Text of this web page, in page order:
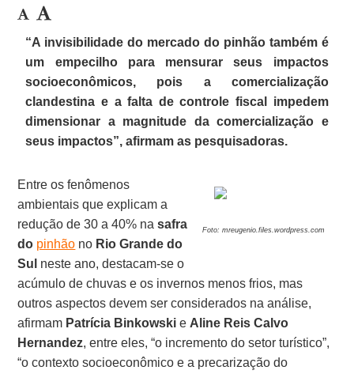
“A invisibilidade do mercado do pinhão também é
um empecilho para mensurar seus impactos
socioeconômicos, pois a comercialização
clandestina e a falta de controle fiscal impedem
dimensionar a magnitude da comercialização e
seus impactos”, afirmam as pesquisadoras.
Foto: mreugenio.files.wordpress.com
Entre os fenômenos
ambientais que explicam a
redução de 30 a 40% nasafra
do pinhão no Rio Grande do
Sul neste ano, destacam-se o
acúmulo de chuvas e os invernos menos frios, mas
outros aspectos devem ser considerados na análise,
afirmam Patrícia Binkowski e Aline Reis Calvo
Hernandez, entre eles, “o incremento do setor turístico”,
“o contexto socioeconômico e a precarização do